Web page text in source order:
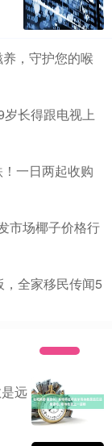
，守护您的喉
长得跟电视上
一日两起收购
市场椰子价格行
全家移民传闻5
远